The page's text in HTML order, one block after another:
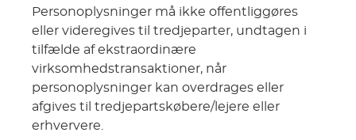
Personoplysninger må ikke offentliggøres
eller videregives til tredjeparter, undtagen i
tilfælde af ekstraordinære
virksomhedstransaktioner, når
personoplysninger kan overdrages eller
afgives til tredjepartskøbere/lejere eller
erhververe.